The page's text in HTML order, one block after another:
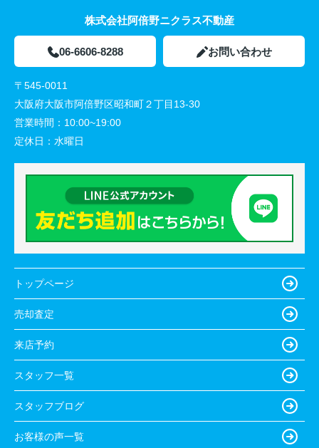
株式会社阿倍野ニクラス不動産
06-6606-8288 お問い合わせ
〒545-0011
大阪府大阪市阿倍野区昭和町２丁目13-30
営業時間： 10:00~19:00
定休日： 水曜日
トップページ
売却査定
来店予約
スタッフ一覧
スタッフブログ
お客様の声一覧